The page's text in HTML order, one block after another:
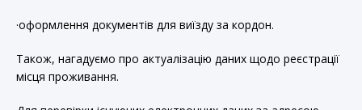
·оформлення документів для виїзду за кордон.
Також, нагадуємо про актуалізацію даних щодо реєстрації
місця проживання.